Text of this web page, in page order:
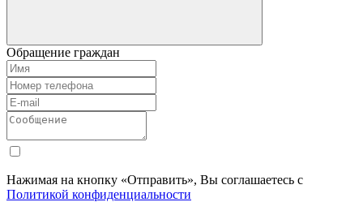
Обращение граждан
Нажимая на кнопку «Отправить», Вы соглашаетесь с
Политикой конфиденциальности